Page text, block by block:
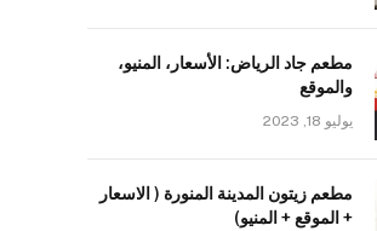
مطعم جاد الرياض: الأسعار، المنيو،
والموقع
يوليو 18, 2023
مطعم زيتون المدينة المنورة ( الاسعار
+ الموقع + المنيو)